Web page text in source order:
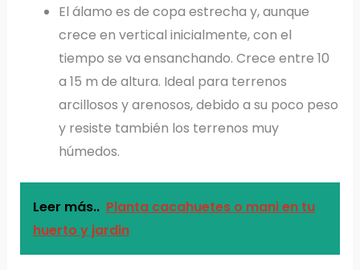
El álamo es de copa estrecha y, aunque
crece en vertical inicialmente, con el
tiempo se va ensanchando. Crece entre 10
a 15 m de altura. Ideal para terrenos
arcillosos y arenosos, debido a su poco peso
y resiste también los terrenos muy
húmedos.
Leer más.. Planta cacahuetes o mani en tu
huerto y jardin